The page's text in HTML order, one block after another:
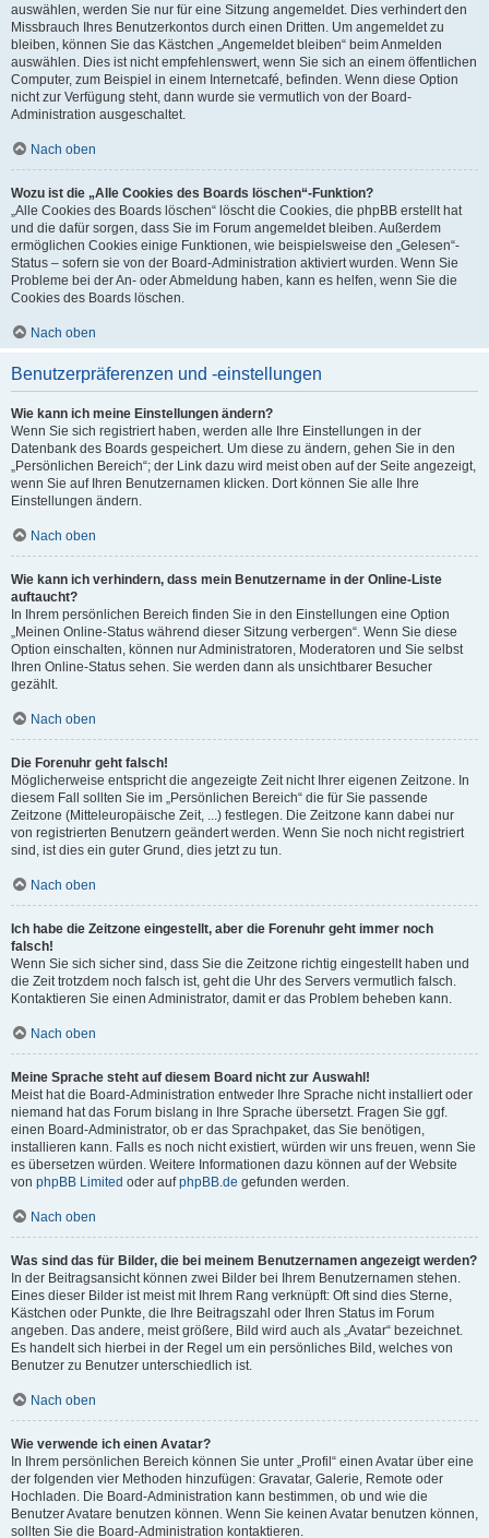
auswählen, werden Sie nur für eine Sitzung angemeldet. Dies verhindert den
Missbrauch Ihres Benutzerkontos durch einen Dritten. Um angemeldet zu
bleiben, können Sie das Kästchen „Angemeldet bleiben“ beim Anmelden
auswählen. Dies ist nicht empfehlenswert, wenn Sie sich an einem öffentlichen
Computer, zum Beispiel in einem Internetcafé, befinden. Wenn diese Option
nicht zur Verfügung steht, dann wurde sie vermutlich von der Board-
Administration ausgeschaltet.
Nach oben
Wozu ist die „Alle Cookies des Boards löschen“-Funktion?
„Alle Cookies des Boards löschen“ löscht die Cookies, die phpBB erstellt hat
und die dafür sorgen, dass Sie im Forum angemeldet bleiben. Außerdem
ermöglichen Cookies einige Funktionen, wie beispielsweise den „Gelesen“-
Status – sofern sie von der Board-Administration aktiviert wurden. Wenn Sie
Probleme bei der An- oder Abmeldung haben, kann es helfen, wenn Sie die
Cookies des Boards löschen.
Nach oben
Benutzerpräferenzen und -einstellungen
Wie kann ich meine Einstellungen ändern?
Wenn Sie sich registriert haben, werden alle Ihre Einstellungen in der
Datenbank des Boards gespeichert. Um diese zu ändern, gehen Sie in den
„Persönlichen Bereich“; der Link dazu wird meist oben auf der Seite angezeigt,
wenn Sie auf Ihren Benutzernamen klicken. Dort können Sie alle Ihre
Einstellungen ändern.
Nach oben
Wie kann ich verhindern, dass mein Benutzername in der Online-Liste
auftaucht?
In Ihrem persönlichen Bereich finden Sie in den Einstellungen eine Option
„Meinen Online-Status während dieser Sitzung verbergen“. Wenn Sie diese
Option einschalten, können nur Administratoren, Moderatoren und Sie selbst
Ihren Online-Status sehen. Sie werden dann als unsichtbarer Besucher
gezählt.
Nach oben
Die Forenuhr geht falsch!
Möglicherweise entspricht die angezeigte Zeit nicht Ihrer eigenen Zeitzone. In
diesem Fall sollten Sie im „Persönlichen Bereich“ die für Sie passende
Zeitzone (Mitteleuropäische Zeit, ...) festlegen. Die Zeitzone kann dabei nur
von registrierten Benutzern geändert werden. Wenn Sie noch nicht registriert
sind, ist dies ein guter Grund, dies jetzt zu tun.
Nach oben
Ich habe die Zeitzone eingestellt, aber die Forenuhr geht immer noch
falsch!
Wenn Sie sich sicher sind, dass Sie die Zeitzone richtig eingestellt haben und
die Zeit trotzdem noch falsch ist, geht die Uhr des Servers vermutlich falsch.
Kontaktieren Sie einen Administrator, damit er das Problem beheben kann.
Nach oben
Meine Sprache steht auf diesem Board nicht zur Auswahl!
Meist hat die Board-Administration entweder Ihre Sprache nicht installiert oder
niemand hat das Forum bislang in Ihre Sprache übersetzt. Fragen Sie ggf.
einen Board-Administrator, ob er das Sprachpaket, das Sie benötigen,
installieren kann. Falls es noch nicht existiert, würden wir uns freuen, wenn Sie
es übersetzen würden. Weitere Informationen dazu können auf der Website
von phpBB Limited oder aufphpBB.de gefunden werden.
Nach oben
Was sind das für Bilder, die bei meinem Benutzernamen angezeigt werden?
In der Beitragsansicht können zwei Bilder bei Ihrem Benutzernamen stehen.
Eines dieser Bilder ist meist mit Ihrem Rang verknüpft: Oft sind dies Sterne,
Kästchen oder Punkte, die Ihre Beitragszahl oder Ihren Status im Forum
angeben. Das andere, meist größere, Bild wird auch als „Avatar“ bezeichnet.
Es handelt sich hierbei in der Regel um ein persönliches Bild, welches von
Benutzer zu Benutzer unterschiedlich ist.
Nach oben
Wie verwende ich einen Avatar?
In Ihrem persönlichen Bereich können Sie unter „Profil“ einen Avatar über eine
der folgenden vier Methoden hinzufügen: Gravatar, Galerie, Remote oder
Hochladen. Die Board-Administration kann bestimmen, ob und wie die
Benutzer Avatare benutzen können. Wenn Sie keinen Avatar benutzen können,
sollten Sie die Board-Administration kontaktieren.